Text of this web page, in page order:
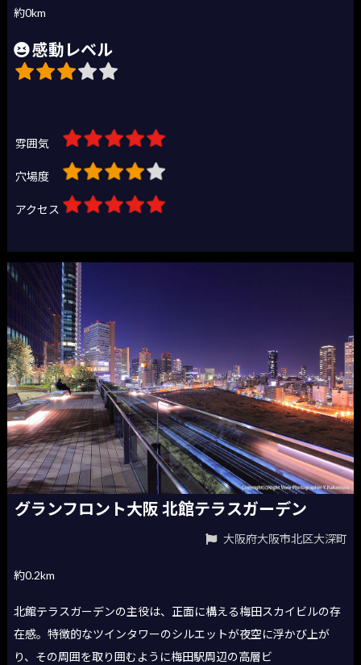
約0km
感動レベル
雰囲気
穴場度
アクセス
グランフロント大阪 北館テラスガーデン
大阪府大阪市北区大深町
約0.2km
北館テラスガーデンの主役は、正面に構える梅田スカイビルの存
在感。特徴的なツインタワーのシルエットが夜空に浮かび上が
り、その周囲を取り囲むように梅田駅周辺の高層ビ